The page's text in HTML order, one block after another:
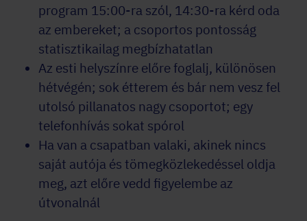
program 15:00-ra szól, 14:30-ra kérd oda
az embereket; a csoportos pontosság
statisztikailag megbízhatatlan
Az esti helyszínre előre foglalj, különösen
hétvégén; sok étterem és bár nem vesz fel
utolsó pillanatos nagy csoportot; egy
telefonhívás sokat spórol
Ha van a csapatban valaki, akinek nincs
saját autója és tömegközlekedéssel oldja
meg, azt előre vedd figyelembe az
útvonalnál